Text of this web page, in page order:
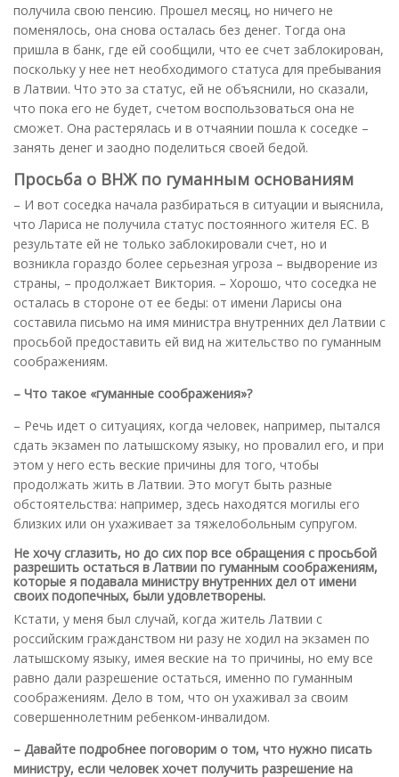
получила свою пенсию. Прошел месяц, но ничего не
поменялось, она снова осталась без денег. Тогда она
пришла в банк, где ей сообщили, что ее счет заблокирован,
поскольку у нее нет необходимого статуса для пребывания
в Латвии. Что это за статус, ей не объяснили, но сказали,
что пока его не будет, счетом воспользоваться она не
сможет. Она растерялась и в отчаянии пошла к соседке –
занять денег и заодно поделиться своей бедой.
Просьба о ВНЖ по гуманным основаниям
– И вот соседка начала разбираться в ситуации и выяснила,
что Лариса не получила статус постоянного жителя ЕС. В
результате ей не только заблокировали счет, но и
возникла гораздо более серьезная угроза – выдворение из
страны, – продолжает Виктория. – Хорошо, что соседка не
осталась в стороне от ее беды: от имени Ларисы она
составила письмо на имя министра внутренних дел Латвии с
просьбой предоставить ей вид на жительство по гуманным
соображениям.
– Что такое «гуманные соображения»?
– Речь идет о ситуациях, когда человек, например, пытался
сдать экзамен по латышскому языку, но провалил его, и при
этом у него есть веские причины для того, чтобы
продолжать жить в Латвии. Это могут быть разные
обстоятельства: например, здесь находятся могилы его
близких или он ухаживает за тяжелобольным супругом.
Не хочу сглазить, но до сих пор все обращения с просьбой
разрешить остаться в Латвии по гуманным соображениям,
которые я подавала министру внутренних дел от имени
своих подопечных, были удовлетворены.
Кстати, у меня был случай, когда житель Латвии с
российским гражданством ни разу не ходил на экзамен по
латышскому языку, имея веские на то причины, но ему все
равно дали разрешение остаться, именно по гуманным
соображениям. Дело в том, что он ухаживал за своим
совершеннолетним ребенком-инвалидом.
– Давайте подробнее поговорим о том, что нужно писать
министру, если человек хочет получить разрешение на